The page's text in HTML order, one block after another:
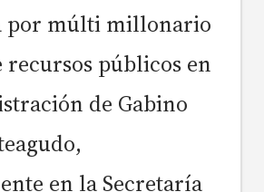
por múlti millonario
recursos públicos en
de Gabino
en la Secretaría